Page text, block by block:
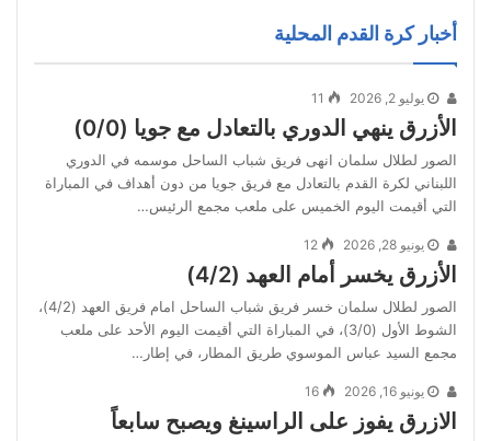
أخبار كرة القدم المحلية
يوليو 2, 2026 11
الأزرق ينهي الدوري بالتعادل مع جويا (0/0)
الصور لطلال سلمان انهى فريق شباب الساحل موسمه في الدوري
اللبناني لكرة القدم بالتعادل مع فريق جويا من دون أهداف في المباراة
التي أقيمت اليوم الخميس على ملعب مجمع الرئيس…
يونيو 28, 2026 12
الأزرق يخسر أمام العهد (4/2)
الصور لطلال سلمان خسر فريق شباب الساحل امام فريق العهد (4/2)،
الشوط الأول (3/0)، في المباراة التي أقيمت اليوم الأحد على ملعب
مجمع السيد عباس الموسوي طريق المطار، في إطار…
يونيو 16, 2026 16
الازرق يفوز على الراسينغ ويصبح سابعاً